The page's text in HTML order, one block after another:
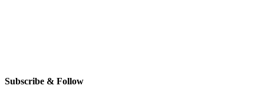
Subscribe & Follow